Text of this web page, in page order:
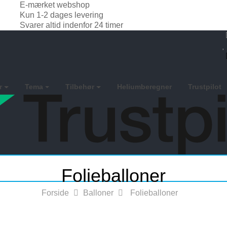
E-mærket webshop
Kun 1-2 dages levering
Svarer altid indenfor 24 timer
Tema Tilbehør Heliumberegner Trustpilot
Folieballoner
Forside Balloner Folieballoner